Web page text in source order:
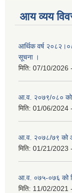
आय व्यय
आर्थिक वर्ष
सूचना ।
मिति: 07/10/2026
आ.व. २०७९/०८० को
मिति: 01/06/2024
आ.व. २०७८/७९ को
मिति: 01/21/2023
आ.व. ०७५-०७६ को
मिति: 11/02/2021